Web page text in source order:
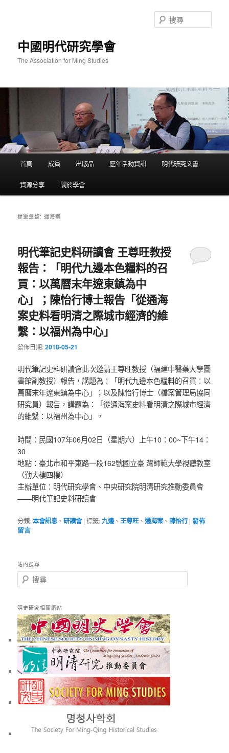
中國明代研究學會
The Association for Ming Studies
尋
首頁 成員 出版品 歷年活動資訊 明代研究文書
資源分享 關於學會
標籤彙整:通海案
明代筆記史料研讀會 王尊旺教授
報告：「明代九邊本色糧料的召
買：以萬曆末年遼東鎮為中
心」；陳怡行博士報告「從通海
案史料看明清之際城市經濟的維
繫：以福州為中心」
發佈日期:2018-05-21
明代筆記史料研讀會此次邀請王尊旺教授（福建中醫藥大學圖
書館副教授）報告，講題為：「明代九邊本色糧料的召買：以
萬曆末年遼東鎮為中心」；以及陳怡行博士（檔案管理局協同
研究員）報告，講題為：「從通海案史料看明清之際城市經濟
的維繫：以福州為中心」。
時間：民國107年06月02日（星期六）上午10：00~下午14：
30
地點：臺北市和平東路一段162號國立臺 灣師範大學視聽教室
（勤大樓四樓）
主辦單位：明代研究學會、中央研究院明清研究推動委員會
——明代筆記史料研讀會
分類:本會訊息、研讀會 |標籤:九邊、王尊旺、通海案、 陳怡行 |發佈
留言
站內搜尋
搜
尋
明史研究相關網站